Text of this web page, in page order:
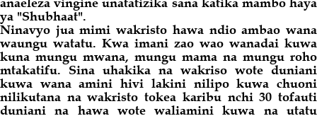
Akhlaaq-Aadaab Raqaaiq
Familia-Jamii Maswali-Majibu
Chemsha Bongo Vitabu
ya "Shubhaat".
Ninavyo jua mimi wakristo hawa ndio ambao wana
waungu watatu. Kwa imani zao wao wanadai kuwa
kuna mungu mwana, mungu mama na mungu roho
mtakatifu. Sina uhakika na wakriso wote duniani
kuwa wana amini hivi lakini nilipo kuwa chuoni
nilikutana na wakristo tokea karibu nchi 30 tofauti
duniani na hawa wote waliamini kuwa na utatu